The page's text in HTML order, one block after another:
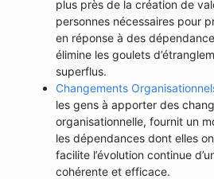
plus près de la création de
personnes nécessaires pour
en réponse à des
élimine les goulets
superflus.
Changements
les gens à apporter des
organisationnelle, fournit un
les dépendances dont elles
facilite l’évolution continue
cohérente et efficace.